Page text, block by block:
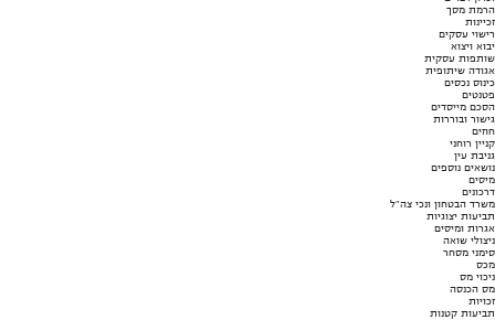
הרמת מסך
זכיינות
רישוי עסקים
יבוא ויצוא
שותפות עסקית
אגודה שיתופית
כינוס נכסים
פטנטים
הסכם מייסדים
גישור ובוררות
חוזים
קניין רוחני
גניבת עין
נושאים נוספים
מיסים
דרכונים
משרד הבטחון ונכי צה"ל
תביעות יצוגיות
אגרות ומיסים
ניצולי שואה
סימני מסחר
מכס
ניכוי מס
מס הכנסה
זכויות
תביעות קטנות